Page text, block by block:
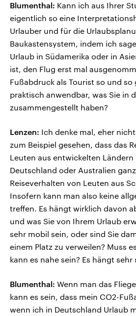
Blumenthal: Kann ich aus Ihrer
eigentlich so eine
Urlauber und für die
Baukastensystem, indem ich
Urlaub in Südamerika oder in
ist, den Flug erst mal
Fußabdruck als Tourist so und so
praktisch anwendbar, was Sie in
zusammengestellt haben?
Lenzen: Ich denke mal, eher
zum Beispiel gesehen, dass das
Leuten aus entwickelten Ländern
Deutschland oder Australien
Reiseverhalten von Leuten aus
Insofern kann man also keine
treffen. Es hängt wirklich davon
und was Sie von Ihrem Urlaub
sehr mobil sein, oder sind Sie
einem Platz zu verweilen? Muss
kann es nahe sein? Es hängt
Blumenthal: Wenn man das
kann es sein, dass mein CO2-
wenn ich in Deutschland Urlaub